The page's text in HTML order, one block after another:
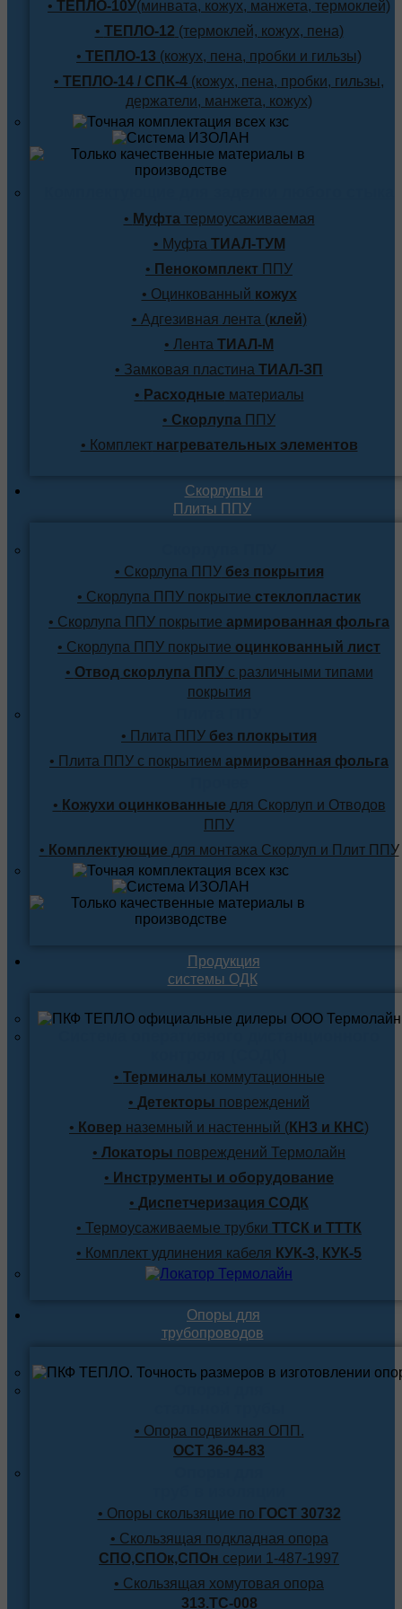
• ТЕПЛО-10У(минвата, кожух, манжета, термоклей)
• ТЕПЛО-12 (термоклей, кожух, пена)
• ТЕПЛО-13 (кожух, пена, пробки и гильзы)
• ТЕПЛО-14 / СПК-4 (кожух, пена, пробки, гильзы,
держатели, манжета, кожух)
• Муфтатермоусаживаемая
• Муфта ТИАЛ-ТУМ
• Пенокомплект ППУ
• Оцинкованный кожух
• Адгезивная лента (клей)
• Лента ТИАЛ-М
• Замковая пластина ТИАЛ-ЗП
• Расходные материалы
• Скорлупа ППУ
• Комплектнагревательных элементов
Скорлупы и
Плиты ППУ
• Скорлупа ППУбез покрытия
• Скорлупа ППУ покрытие стеклопластик
• Скорлупа ППУ покрытие армированная фольга
• Скорлупа ППУ покрытие оцинкованный лист
• Отвод скорлупа ППУс различными типами
покрытия
• Плита ППУ без плокрытия
• Плита ППУ с покрытием армированная фольга
• Кожухи оцинкованные для Скорлуп и Отводов
ППУ
• Комплектующие для монтажа Скорлуп и Плит ППУ
Продукция
системы ОДК
• Терминалы коммутационные
• Детекторы повреждений
• Ковер наземный и настенный (КНЗ и КНС)
• Локаторы повреждений Термолайн
• Инструменты и оборудование
• Диспетчеризация СОДК
• Термоусаживаемые трубки ТТСК и ТТТК
• Комплект удлинения кабеля КУК-3, КУК-5
Опоры для
трубопроводов
• Опора подвижная ОПП.
ОСТ 36-94-83
• Опоры скользящие по ГОСТ 30732
• Скользящая подкладная опора
СПО,СПОк,СПОн серии 1-487-1997
• Скользящая хомутовая опора
313.ТС-008